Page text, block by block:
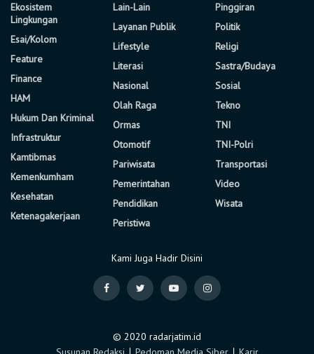
Ekosistem
Lingkungan
Esai/Kolom
Feature
Finance
HAM
Hukum Dan Kriminal
Infrastruktur
Kamtibmas
Kemenkumham
Kesehatan
Ketenagakerjaan
Lain-Lain
Layanan Publik
Lifestyle
Literasi
Nasional
Olah Raga
Ormas
Otomotif
Pariwisata
Pemerintahan
Pendidikan
Peristiwa
Pinggiran
Politik
Religi
Sastra/Budaya
Sosial
Tekno
TNI
TNI-Polri
Transportasi
Video
Wisata
Kami Juga Hadir Disini
© 2020 radarjatim.id